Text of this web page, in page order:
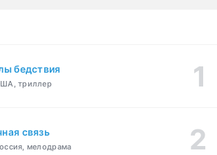
бедствия
триллер
связь
мелодрама